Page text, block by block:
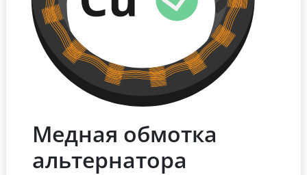
Медная обмотка
альтернатора